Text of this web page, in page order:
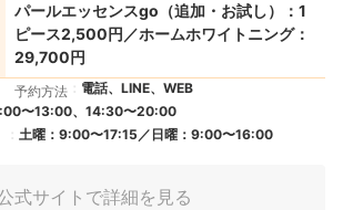
パールエッセンスgo（追加・お試し）：1
ピース2,500円／ホームホワイトニング：
29,700円
予約方法
電話、LINE、WEB
〜13:00、14:30〜20:00
土曜：9:00〜17:15／日曜：9:00〜16:00
式サイトで詳細を見る